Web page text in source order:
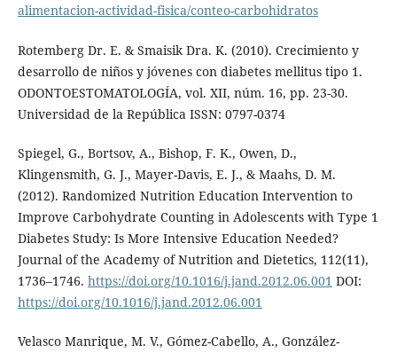
alimentacion-actividad-fisica/conteo-carbohidratos
Rotemberg Dr. E. & Smaisik Dra. K. (2010). Crecimiento y
desarrollo de niños y jóvenes con diabetes mellitus tipo 1.
ODONTOESTOMATOLOGÍA, vol. XII, núm. 16, pp. 23-30.
Universidad de la República ISSN: 0797-0374
Spiegel, G., Bortsov, A., Bishop, F. K., Owen, D.,
Klingensmith, G. J., Mayer-Davis, E. J., & Maahs, D. M.
(2012). Randomized Nutrition Education Intervention to
Improve Carbohydrate Counting in Adolescents with Type 1
Diabetes Study: Is More Intensive Education Needed?
Journal of the Academy of Nutrition and Dietetics, 112(11),
1736–1746. https://doi.org/10.1016/j.jand.2012.06.001 DOI:
https://doi.org/10.1016/j.jand.2012.06.001
Velasco Manrique, M. V., Gómez-Cabello, A., González-